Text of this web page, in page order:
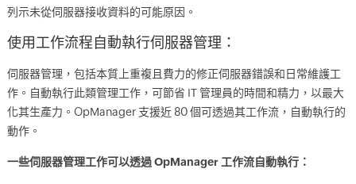
列示未從伺服器接收資料的可能原因。
使用工作流程自動執行伺服器管理：
伺服器管理，包括本質上重複且費力的修正伺服器錯誤和日常維護工
作。自動執行此類管理工作，可節省 IT 管理員的時間和精力，以最大
化其生產力。OpManager 支援近 80 個可透過其工作流，自動執行的
動作。
一些伺服器管理工作可以透過 OpManager 工作流自動執行：